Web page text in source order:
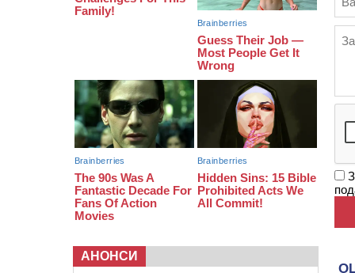
08:22
“На щиті” у Чорнобаївську
громаду повертається полеглий
біля Кліщіївки воїн
Понад 968 мільйонів гривень
земельного податку сплатили на
Черкащині
АНОНСИ